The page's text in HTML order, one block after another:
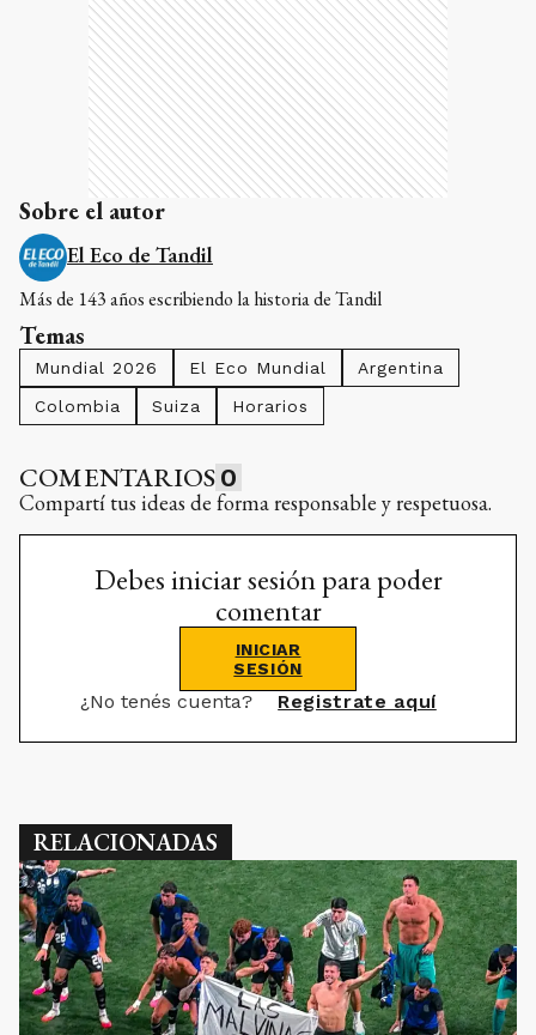
Sobre el autor
El Eco de Tandil
Más de 143 años escribiendo la historia de Tandil
Temas
Mundial 2026 El Eco Mundial
Argentina
Colombia
Suiza Horarios
COMENTARIOS 0
Compartí tus ideas de forma responsable y respetuosa.
Debes iniciar sesión para poder
comentar
INICIAR
SESIÓN
¿No tenés cuenta? Registrate aquí
RELACIONADAS